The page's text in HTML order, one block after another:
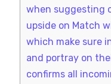
when suggesting
upside on Match
which make sure
and portray on
confirms all